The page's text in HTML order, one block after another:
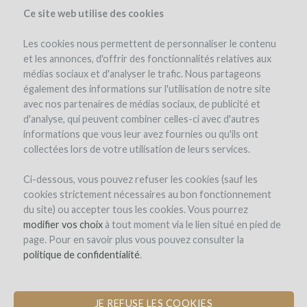
Ce site web utilise des cookies
Les cookies nous permettent de personnaliser le contenu
et les annonces, d'offrir des fonctionnalités relatives aux
médias sociaux et d'analyser le trafic. Nous partageons
également des informations sur l'utilisation de notre site
avec nos partenaires de médias sociaux, de publicité et
d'analyse, qui peuvent combiner celles-ci avec d'autres
informations que vous leur avez fournies ou qu'ils ont
collectées lors de votre utilisation de leurs services.
Ci-dessous, vous pouvez refuser les cookies (sauf les
cookies strictement nécessaires au bon fonctionnement
du site) ou accepter tous les cookies. Vous pourrez
modifier vos choixà tout moment via le lien situé en pied de
page. Pour en savoir plus vous pouvez consulter la
politique de confidentialité.
JE REFUSE LES COOKIES